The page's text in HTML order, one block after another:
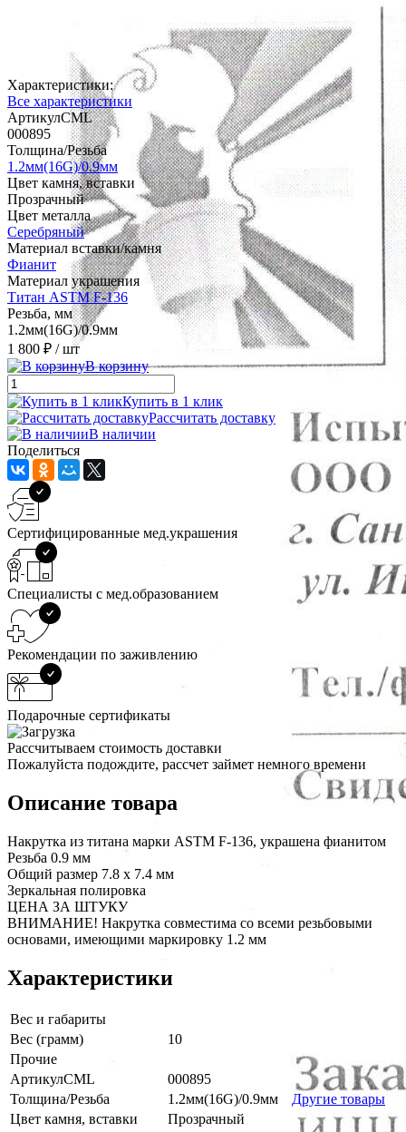
Характеристики:
Все характеристики
АртикулCML
000895
Толщина/Резьба
1.2мм(16G)/0.9мм
Цвет камня, вставки
Прозрачный
Цвет металла
Серебряный
Материал вставки/камня
Фианит
Материал украшения
Титан ASTM F-136
Резьба, мм
1.2мм(16G)/0.9мм
1 800 ₽ / шт
В корзину
Купить в 1 клик
Рассчитать доставку
В наличии
Поделиться
Сертифицированные мед.украшения
Специалисты с мед.образованием
Рекомендации по заживлению
Подарочные сертификаты
Рассчитываем стоимость доставки
Пожалуйста подождите, рассчет займет немного времени
Описание товара
Накрутка из титана марки ASTM F-136, украшена фианитом
Резьба 0.9 мм
Общий размер 7.8 х 7.4 мм
Зеркальная полировка
ЦЕНА ЗА ШТУКУ
ВНИМАНИЕ! Накрутка совместима со всеми резьбовыми
основами, имеющими маркировку 1.2 мм
Характеристики
Вес и габариты
Вес (грамм)
10
Прочие
АртикулCML
000895
Толщина/Резьба
1.2мм(16G)/0.9мм
Другие товары
Цвет камня, вставки
Прозрачный